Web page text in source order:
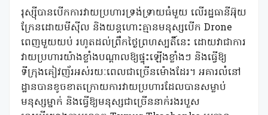
រុស្ស៊ីបានបើកការវាយប្រហារទ្រង់ទ្រាយធំមួយ លើរដ្ឋធានីអ៊ុយ
ក្រែនដោយមីស៊ីល និងយន្តហោះគ្មានមនុស្សបើក Drone
ពេញមួយយប់ រហូតដល់ព្រឹកថ្ងៃព្រហស្បតិ៍នេះ ដោយវាជាការ
វាយប្រហារយ៉ាងខ្លាំងបណ្តាលឱ្យផ្ទុះឡើងខ្លាំងៗ និងធ្វើឱ្យ
ទីក្រុងគៀវញ័រអស់រយៈពេលជាច្រើនម៉ោងដែរ។ អគារលំនៅ
ដ្ឋានបានខូចខាតក្រោយការវាយប្រហារដែលបានសម្លាប់
មនុស្សម្នាក់ និងធ្វើឱ្យមនុស្សជាច្រើននាក់រងរបួស